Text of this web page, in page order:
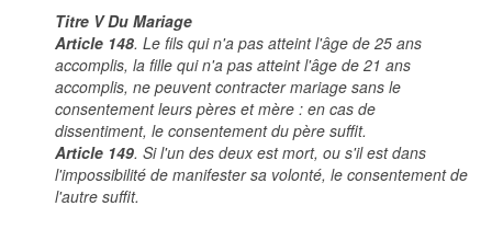
Titre V Du Mariage
Article 148. Le fils qui n'a pas atteint l'âge de 25 ans
accomplis, la fille qui n'a pas atteint l'âge de 21 ans
accomplis, ne peuvent contracter mariage sans le
consentement leurs pères et mère : en cas de
dissentiment, le consentement du père suffit.
Article 149. Si l'un des deux est mort, ou s'il est dans
l'impossibilité de manifester sa volonté, le consentement de
l'autre suffit.